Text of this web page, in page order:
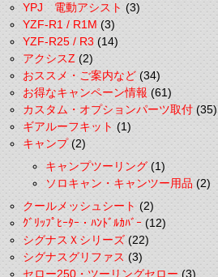
YPJ 電動アシスト(3)
YZF-R1 / R1M(3)
YZF-R25 / R3(14)
アクシスZ(2)
おススメ・ご案内など(34)
お得なキャンペーン情報(61)
カスタム・オプションパーツ取付(35)
ギアルーフキット(1)
キャンプ(2)
キャンプツーリング(1)
ソロキャン・キャンツー用品(2)
クールメッシュシート(2)
ｸﾞﾘｯﾌﾟﾋｰﾀｰ・ﾊﾝﾄﾞﾙｶﾊﾞｰ(12)
シグナスＸシリーズ(22)
シグナスグリファス(3)
セロー250・ツーリングセロー(3)